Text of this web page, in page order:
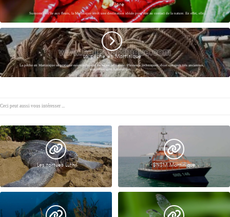
Flore
Surnommée l’île aux fleurs, la Martinique revêt une destination idéale pour être au contact de la nature. En effet, elle…
La pêche en Martinique
La pêche en Martinique se pratique essentiellement de façon artisanale. Plusieurs techniques, dont certaines très anciennes,
lesquelles sont héritées des…
Ceci peut aussi vous intéresser ...
Les tortues Luth SNSM Martinique